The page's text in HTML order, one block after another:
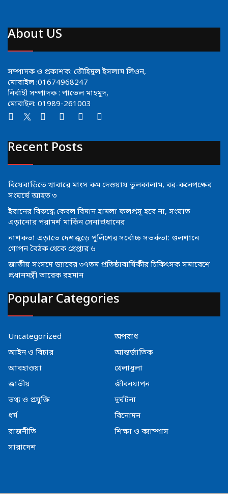
About US
সম্পাদক ও প্রকাশক: তৌহিদুল ইসলাম লিওন,
মোবাইল :01674968247
নির্বাহী সম্পাদক : পাভেল মাহমুদ,
মোবাইল: 01989-261003
Recent Posts
বিয়েবাড়িতে খাবারে মাংস কম দেওয়ায় তুলকালাম, বর-কনেপক্ষের
সংঘর্ষে আহত ৩
ইরানের বিরুদ্ধে কেবল বিমান হামলা ফলপ্রসূ হবে না, সংঘাত
এড়ানোর পরামর্শ মার্কিন সেনাপ্রধানের
নাশকতা এড়াতে দেশজুড়ে পুলিশের সর্বোচ্চ সতর্কতা: গুলশানে
গোপন বৈঠক থেকে গ্রেপ্তার ৬
জাতীয় সংসদে ড্যাবের ৩৭তম প্রতিষ্ঠাবার্ষিকীর চিকিৎসক সমাবেশে
প্রধানমন্ত্রী তারেক রহমান
Popular Categories
Uncategorized
অপরাধ
আইন ও বিচার
আন্তর্জাতিক
আবহাওয়া
খেলাধুলা
জাতীয়
জীবনযাপন
তথ্য ও প্রযুক্তি
দুর্ঘটনা
ধর্ম
বিনোদন
রাজনীতি
শিক্ষা ও ক্যাম্পাস
সারাদেশ